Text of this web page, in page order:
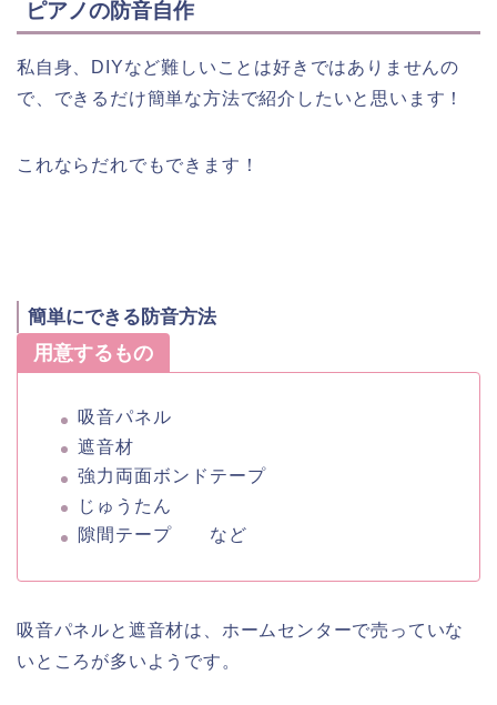
ピアノの防音自作
私自身、DIYなど難しいことは好きではありませんの
で、できるだけ簡単な方法で紹介したいと思います！
これならだれでもできます！
簡単にできる防音方法
用意するもの
吸音パネル
遮音材
強力両面ボンドテープ
じゅうたん
隙間テープ など
吸音パネルと遮音材は、ホームセンターで売っていな
いところが多いようです。